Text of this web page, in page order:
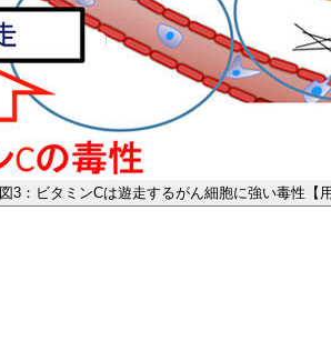
図3：ビタミンCは遊走するがん細胞に強い毒性【